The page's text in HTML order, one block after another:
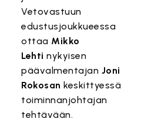
Vetovastuun
edustusjoukkueessa
ottaa Mikko
Lehti nykyisen
päävalmentajan Joni
Rokosan keskittyessä
toiminnanjohtajan
tehtävään.